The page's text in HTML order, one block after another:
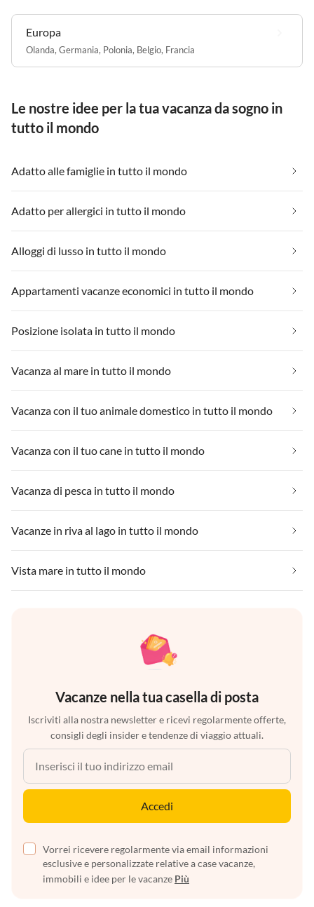
Europa
Olanda, Germania, Polonia, Belgio, Francia
Le nostre idee per la tua vacanza da sogno in
tutto il mondo
Adatto alle famiglie in tutto il mondo
Adatto per allergici in tutto il mondo
Alloggi di lusso in tutto il mondo
Appartamenti vacanze economici in tutto il mondo
Posizione isolata in tutto il mondo
Vacanza al mare in tutto il mondo
Vacanza con il tuo animale domestico in tutto il mondo
Vacanza con il tuo cane in tutto il mondo
Vacanza di pesca in tutto il mondo
Vacanze in riva al lago in tutto il mondo
Vista mare in tutto il mondo
Vacanze nella tua casella di posta
Iscriviti alla nostra newsletter e ricevi regolarmente offerte,
consigli degli insider e tendenze di viaggio attuali.
Accedi
Vorrei ricevere regolarmente via email informazioni
esclusive e personalizzate relative a case vacanze,
immobili e idee per le vacanze Più